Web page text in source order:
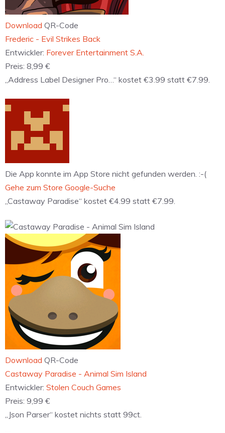
Download QR-Code
‎Frederic - Evil Strikes Back
Entwickler: Forever Entertainment S.A.
Preis: 8,99 €
„Address Label Designer Pro…“ kostet €3.99 statt €7.99.
Die App konnte im App Store nicht gefunden werden. :-(
Gehe zum Store Google-Suche
„Castaway Paradise“ kostet €4.99 statt €7.99.
Download QR-Code
‎Castaway Paradise - Animal Sim Island
Entwickler: Stolen Couch Games
Preis: 9,99 €
„Json Parser“ kostet nichts statt 99ct.